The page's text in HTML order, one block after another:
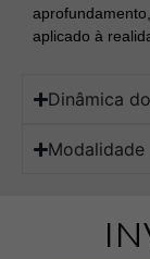
aplicado à
Dinâmica
Modalidade